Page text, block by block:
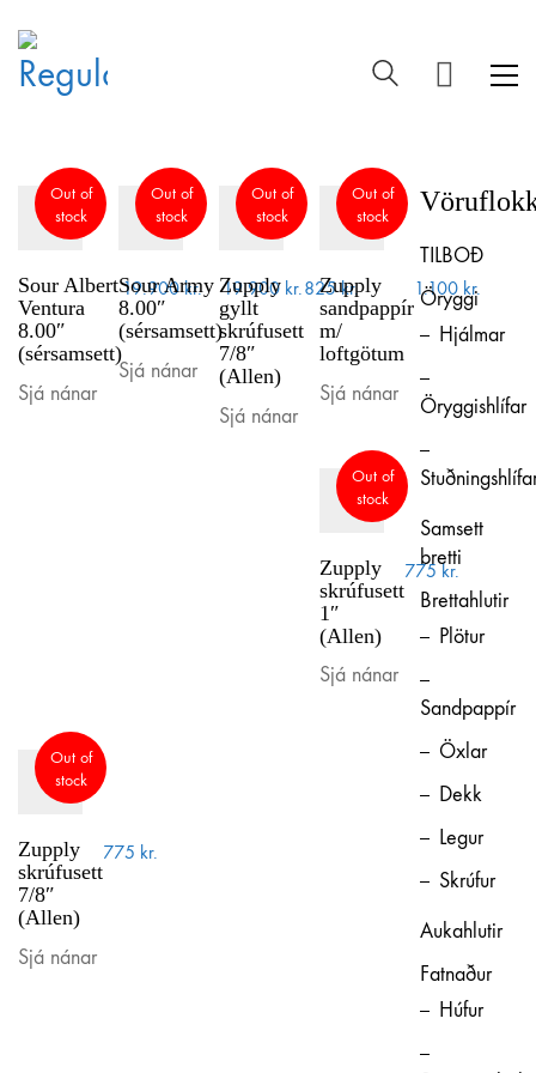
Out of
stock
Sour Albert
Ventura
8.00″
(sérsamsett)
Sjá nánar
19.900kr.
Out of
stock
Sour Army
8.00″
(sérsamsett)
Sjá nánar
19.900 kr.
Out of
stock
Zupply
gyllt
skrúfusett
7/8″
(Allen)
Sjá nánar
825kr.
Out of
stock
Zupply
sandpappír
m/
loftgötum
Sjá nánar
1.100 kr.
Out of
stock
Zupply
skrúfusett
1″
(Allen)
Sjá nánar
775kr.
Out of
stock
Zupply
skrúfusett
7/8″
(Allen)
Sjá nánar
775 kr.
TILBOÐ
Öryggi
Hjálmar
Öryggishlífar
Samsett
bretti
Brettahlutir
Plötur
Sandpappír
Öxlar
Dekk
Legur
Skrúfur
Aukahlutir
Fatnaður
Húfur